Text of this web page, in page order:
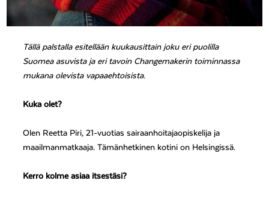
Tällä palstalla esitellään kuukausittain joku eri puolilla
Suomea asuvista ja eri tavoin Changemakerin toiminnassa
mukana olevista vapaaehtoisista.
Kuka olet?
Olen Reetta Piri, 21-vuotias sairaanhoitajaopiskelija ja
maailmanmatkaaja. Tämänhetkinen kotini on Helsingissä.
Kerro kolme asiaa itsestäsi?